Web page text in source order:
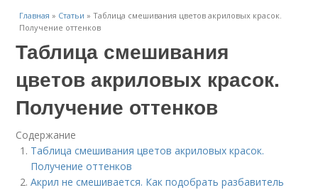
Главная » Статьи »Таблица смешивания цветов акриловых красок.
Получение оттенков
Таблица смешивания
цветов акриловых красок.
Получение оттенков
Содержание
Таблица смешивания цветов акриловых красок.
Получение оттенков
Акрил не смешивается. Как подобрать разбавитель